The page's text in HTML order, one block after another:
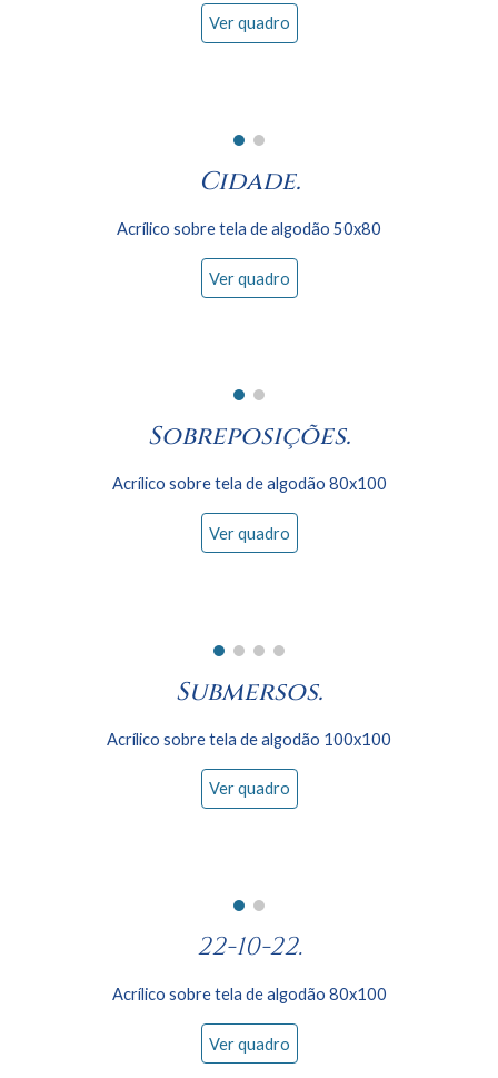
Ver quadro
Cidade.
Acrílico sobre tela de algodão 50x80
Ver quadro
Sobreposições.
Acrílico sobre tela de algodão 80x100
Ver quadro
Submersos.
Acrílico sobre tela de algodão 100x100
Ver quadro
22-10-22.
Acrílico sobre tela de algodão 80x100
Ver quadro